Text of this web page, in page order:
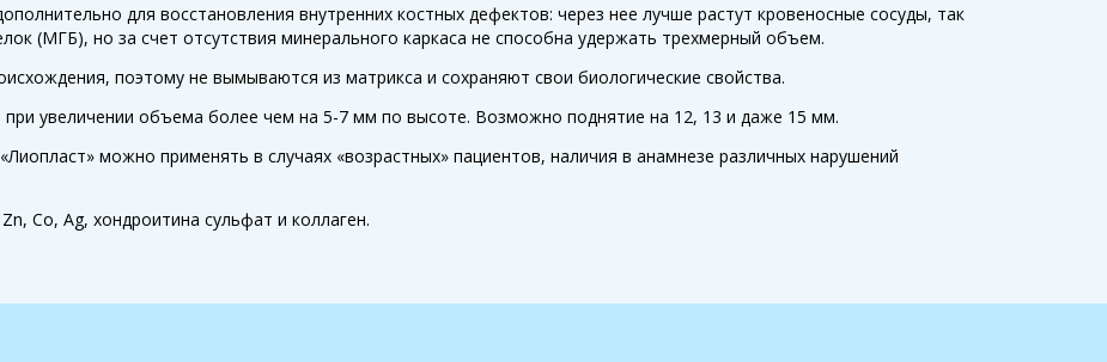
для восстановления внутренних костных дефектов: через нее лучше растут кровеносные сосуды, так
(МГБ), но за счет отсутствия минерального каркаса не способна удержать трехмерный объем.
поэтому не вымываются из матрикса и сохраняют свои биологические свойства.
при увеличении объема более чем на 5-7 мм по высоте. Возможно поднятие на 12, 13 и даже 15 мм.
можно применять в случаях «возрастных» пациентов, наличия в анамнезе различных нарушений
Co, Ag, хондроитина сульфат и коллаген.